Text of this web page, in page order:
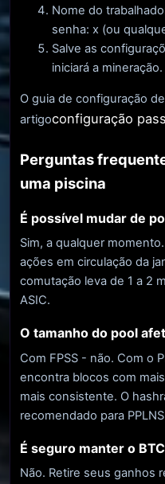
Nome do
senha: x (ou
Salve as
iniciará a mineração.
O guia de configuração
artigoconfiguração
Perguntas
uma piscina
É possível mudar de
Sim, a qualquer
ações em circulação da
comutação leva de 1 a 2
ASIC.
O tamanho do pool
Com FPSS - não. Com o
encontra blocos com
mais consistente. O
recomendado para
É seguro manter o
Não. Retire seus ganhos